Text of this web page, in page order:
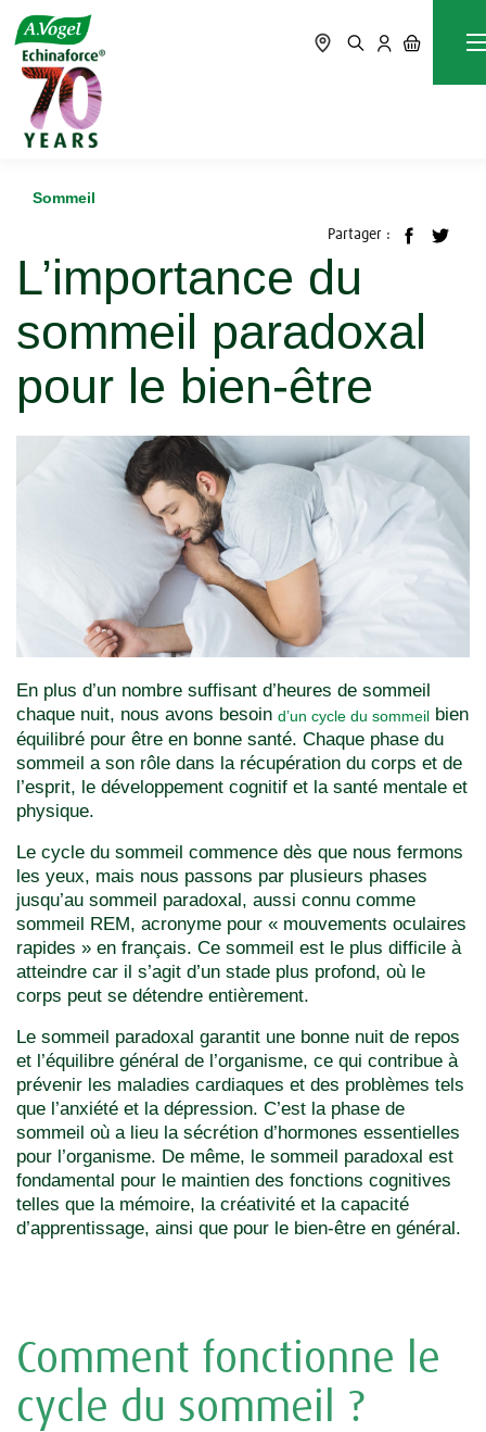
Accueil
L’importance du sommeil paradoxal pour le bien-être
Sommeil
Partager :
L’importance du
sommeil paradoxal
pour le bien-être
En plus d’un nombre suffisant d’heures de sommeil
chaque nuit, nous avons besoin d’un cycle du sommeil bien
équilibré pour être en bonne santé. Chaque phase du
sommeil a son rôle dans la récupération du corps et de
l’esprit, le développement cognitif et la santé mentale et
physique.
Le cycle du sommeil commence dès que nous fermons
les yeux, mais nous passons par plusieurs phases
jusqu’au sommeil paradoxal, aussi connu comme
sommeil REM, acronyme pour « mouvements oculaires
rapides » en français. Ce sommeil est le plus difficile à
atteindre car il s’agit d’un stade plus profond, où le
corps peut se détendre entièrement.
Le sommeil paradoxal garantit une bonne nuit de repos
et l’équilibre général de l’organisme, ce qui contribue à
prévenir les maladies cardiaques et des problèmes tels
que l’anxiété et la dépression. C’est la phase de
sommeil où a lieu la sécrétion d’hormones essentielles
pour l’organisme. De même, le sommeil paradoxal est
fondamental pour le maintien des fonctions cognitives
telles que la mémoire, la créativité et la capacité
d’apprentissage, ainsi que pour le bien-être en général.
Comment fonctionne le
cycle du sommeil ?